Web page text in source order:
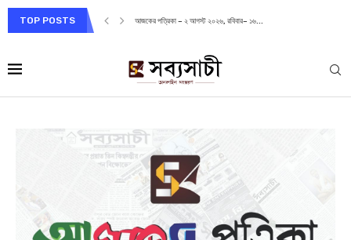
TOP POSTS আজকের পত্রিকা – ২ আগস্ট ২০২৬, রবিবার– ১৬...